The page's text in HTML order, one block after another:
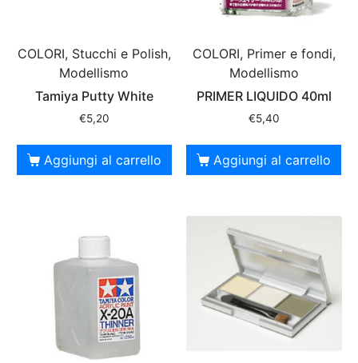
COLORI, Stucchi e Polish,
Modellismo
Tamiya Putty White
€5,20
Aggiungi al carrello
COLORI, Primer e fondi,
Modellismo
PRIMER LIQUIDO 40ml
€5,40
Aggiungi al carrello